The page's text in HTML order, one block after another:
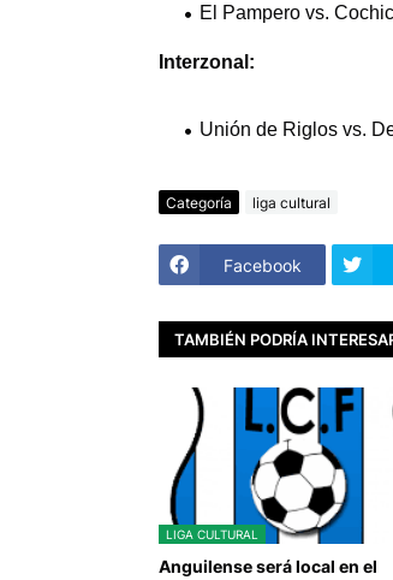
El Pampero vs.
Interzonal:
Unión de Riglos vs.
Categoría liga cultural
Facebook
TAMBIÉN PODRÍA
LIGA CULTURAL
Anguilense será local en el